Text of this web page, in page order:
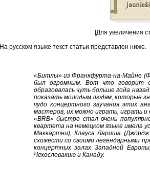
[Для увеличения
На русском языке текст статьи представлен ниже.
«Битлы» из Франкфурта-на-Майне
был огромным. Вот что говорит о
образовалась чуть больше года
показать молодым людям, которые
чудо концертного звучания этих
мастеров, их можно играть, играть и
«BRB» быстро стал очень
квартета на немецком языке имела
Маккартни), Клауса Лариша
схожести со своими легендарными
концертных залах Западной
Чехословакию и Канаду.